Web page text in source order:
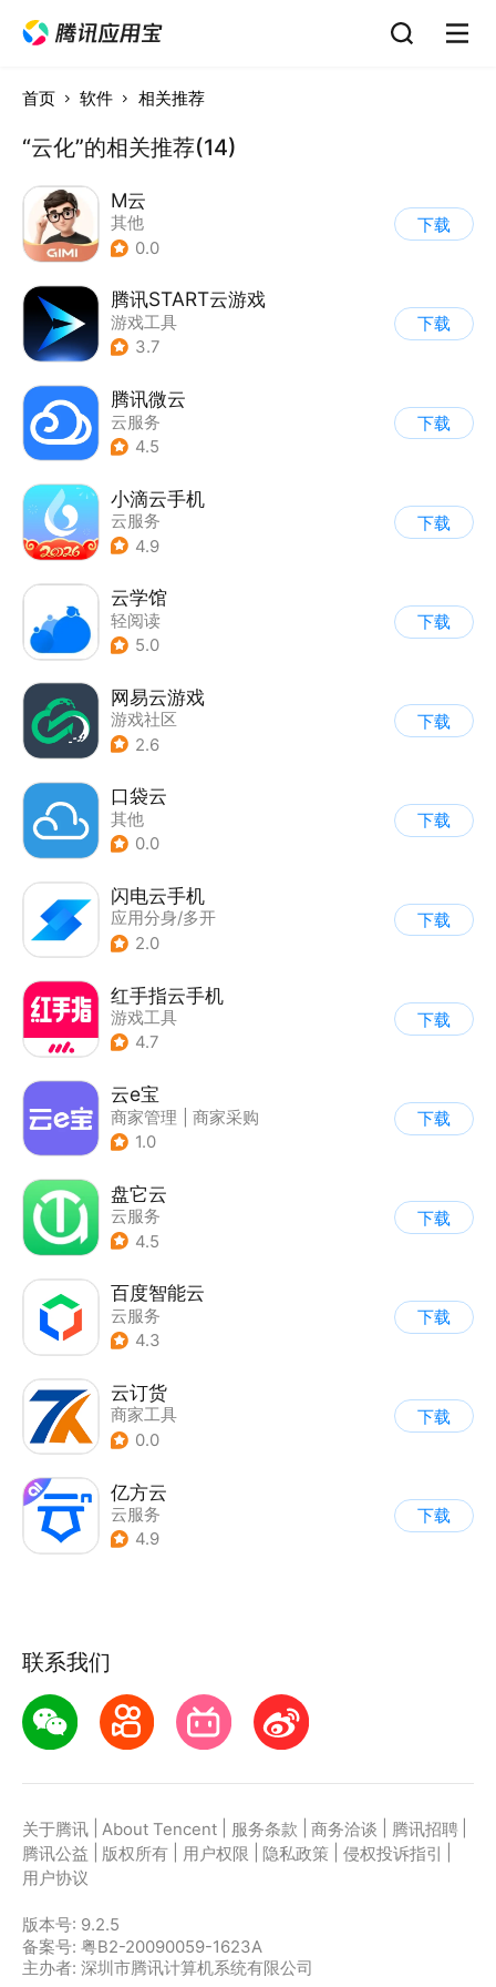
首页 软件 相关推荐
“云化”的相关推荐(14)
M云
其他
0.0
下载
腾讯START云游戏
游戏工具
3.7
下载
腾讯微云
云服务
4.5
下载
小滴云手机
云服务
4.9
下载
云学馆
轻阅读
5.0
下载
网易云游戏
游戏社区
2.6
下载
口袋云
其他
0.0
下载
闪电云手机
应用分身/多开
2.0
下载
红手指云手机
游戏工具
4.7
下载
云e宝
商家管理
商家采购
1.0
下载
盘它云
云服务
4.5
下载
百度智能云
云服务
4.3
下载
云订货
商家工具
0.0
下载
亿方云
云服务
4.9
下载
联系我们
关于腾讯 About Tencent 服务条款 商务洽谈 腾讯招聘
腾讯公益
版权所有 用户权限 隐私政策 侵权投诉指引
用户协议
版本号: 9.2.5
备案号: 粤B2-20090059-1623A
主办者: 深圳市腾讯计算机系统有限公司